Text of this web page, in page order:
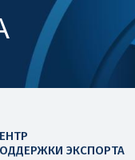
ЭКСПОРТА